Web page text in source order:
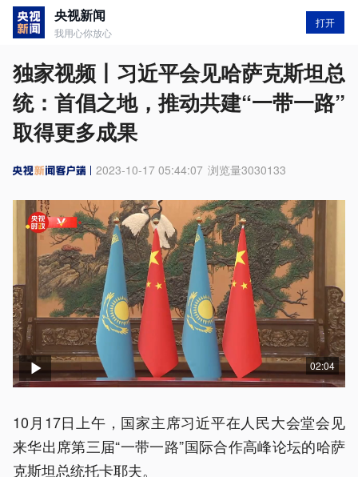
央视新闻
我用心你放心
打开
独家视频丨习近平会见哈萨克斯坦总
统：首倡之地，推动共建“一带一路”
取得更多成果
2023-10-17 05:44:07 浏览量3030133
02:04
10月17日上午，国家主席习近平在人民大会堂会见
来华出席第三届“一带一路”国际合作高峰论坛的哈萨
克斯坦总统托卡耶夫。